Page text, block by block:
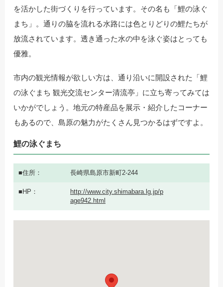
を活かした街づくりを行っています。その名も「鯉の泳ぐ
まち」。通りの脇を流れる水路には色とりどりの鯉たちが
放流されています。透き通った水の中を泳ぐ姿はとっても
優雅。
市内の観光情報が欲しい方は、通り沿いに開設された「鯉
の泳ぐまち 観光交流センター清流亭」に立ち寄ってみては
いかがでしょう。地元の特産品を展示・紹介したコーナー
もあるので、島原の魅力がたくさん見つかるはずですよ。
鯉の泳ぐまち
住所 長崎県島原市新町2-244
HP
http://www.city.shimabara.lg.jp/p
age942.html